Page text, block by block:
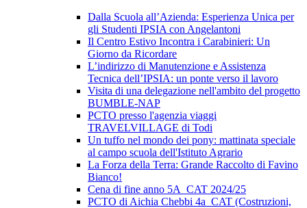
Dalla Scuola all’Azienda: Esperienza Unica per
gli Studenti IPSIA con Angelantoni
Il Centro Estivo Incontra i Carabinieri: Un
Giorno da Ricordare
L’indirizzo di Manutenzione e Assistenza
Tecnica dell’IPSIA: un ponte verso il lavoro
Visita di una delegazione nell'ambito del progetto
BUMBLE-NAP
PCTO presso l'agenzia viaggi
TRAVELVILLAGE di Todi
Un tuffo nel mondo dei pony: mattinata speciale
al campo scuola dell'Istituto Agrario
La Forza della Terra: Grande Raccolto di Favino
Bianco!
Cena di fine anno 5A_CAT 2024/25
PCTO di Aichia Chebbi 4a_CAT (Costruzioni,